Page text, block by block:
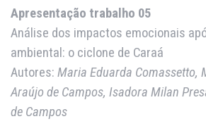
Apresentação trabalho 05
Análise dos impactos emocionais
ambiental: o ciclone de Caraá
Autores: Maria Eduarda Comassetto,
Araújo de Campos, Isadora Milan
de Campos